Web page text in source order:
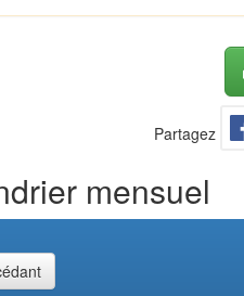
Partagez
mensuel